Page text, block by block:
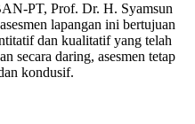
PT, Prof. Dr. H. Syamsun
lapangan ini bertujuan
dan kualitatif yang telah
secara daring, asesmen tetap
kondusif.